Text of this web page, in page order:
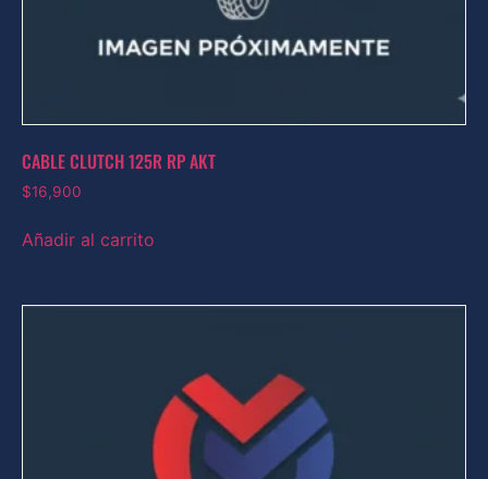
CABLE CLUTCH 125R RP AKT
$16,900
Añadir al carrito